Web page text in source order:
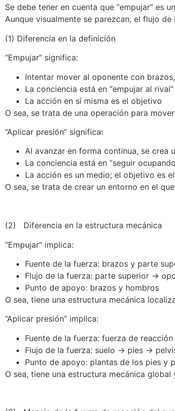
Se debe tener en cuenta que “empujar” es
Aunque visualmente se parezcan, el flujo
(1) Diferencia en la definición
“Empujar” significa:
Intentar mover al oponente con
La conciencia está en “empujar al rival”
La acción en sí misma es el objetivo
O sea, se trata de una operación para
“Aplicar presión” significa:
Al avanzar en forma continua, se crea
La conciencia está en “seguir
La acción es un medio; el objetivo es
O sea, se trata de crear un entorno en el
(2) Diferencia en la estructura mecánica
“Empujar” implica:
Fuente de la fuerza: brazos y parte
Flujo de la fuerza: parte superior →
Punto de apoyo: brazos y hombros
O sea, tiene una estructura mecánica
“Aplicar presión” implica:
Fuente de la fuerza: fuerza de reacción
Flujo de la fuerza: suelo → pies →
Punto de apoyo: plantas de los pies y
O sea, tiene una estructura mecánica global